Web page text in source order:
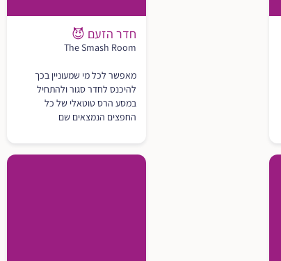
חדר הזעם 😈
The Smash Room
מאפשר לכל מי שמעוניין בכך
להיכנס לחדר סגור ולהתחיל
במסע הרס טוטאלי של כל
החפצים הנמצאים שם